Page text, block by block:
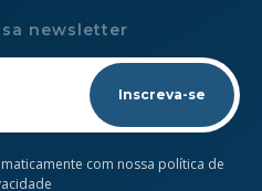
newsletter
com nossa política de